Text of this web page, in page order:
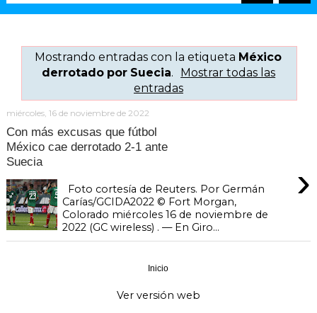
Mostrando entradas con la etiqueta México
derrotado por Suecia.
Mostrar todas las
entradas
miércoles, 16 de noviembre de 2022
Con más excusas que fútbol
México cae derrotado 2-1 ante
Suecia
›
Foto cortesía de Reuters. Por Germán
Carías/GCIDA2022 ©️ Fort Morgan,
Colorado miércoles 16 de noviembre de
2022 (GC wireless) . — En Giro...
Inicio
Ver versión web